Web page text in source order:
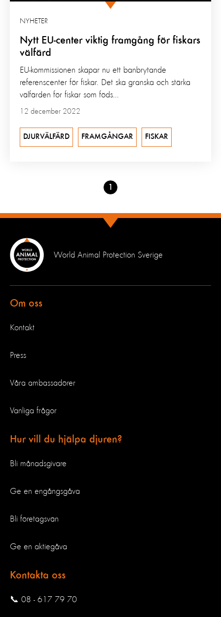
Nytt EU-center viktig framgång för fiskars
välfärd
NYHETER
12 december 2022
EU-kommissionen skapar nu ett banbrytande
referenscenter för fiskar. Det ska granska och stärka
välfärden för fiskar som föds...
DJURVÄLFÄRD FRAMGÅNGAR FISKAR
Go
to
1
World Animal Protection Sverige
Om oss
Kontakt
Press
Våra ambassadörer
Vanliga frågor
Hur vill du hjälpa djuren?
Bli månadsgivare
Ge en engångsgåva
Bli företagsvän
Ge en aktiegåva
Kontakta oss
📞 08 - 617 79 70